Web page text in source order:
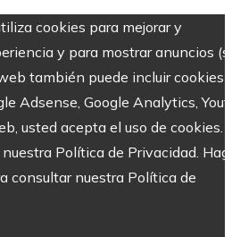
cookies para mejorar y
y para mostrar anuncios
también puede incluir cookies
Adsense, Google Analytics,
usted acepta el uso de cookies.
Política de Privacidad.
consultar nuestra Política de